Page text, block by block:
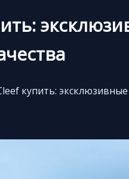
купить: